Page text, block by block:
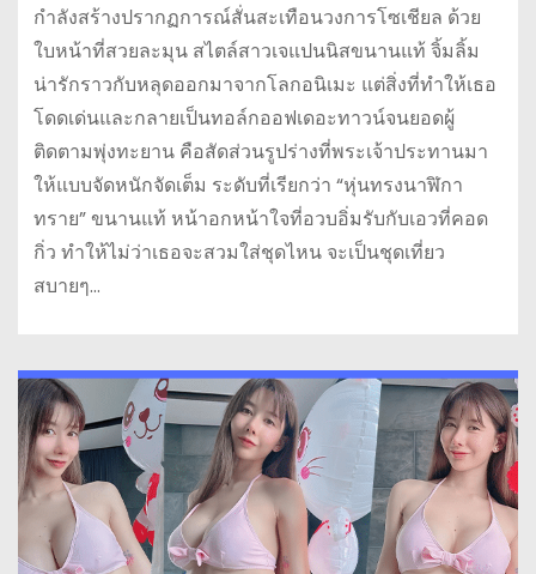
กำลังสร้างปรากฏการณ์สั่นสะเทือนวงการโซเชียล ด้วย
ใบหน้าที่สวยละมุน สไตล์สาวเจแปนนิสขนานแท้ จิ้มลิ้ม
น่ารักราวกับหลุดออกมาจากโลกอนิเมะ แต่สิ่งที่ทำให้เธอ
โดดเด่นและกลายเป็นทอล์กออฟเดอะทาวน์จนยอดผู้
ติดตามพุ่งทะยาน คือสัดส่วนรูปร่างที่พระเจ้าประทานมา
ให้แบบจัดหนักจัดเต็ม ระดับที่เรียกว่า “หุ่นทรงนาฬิกา
ทราย” ขนานแท้ หน้าอกหน้าใจที่อวบอิ่มรับกับเอวที่คอด
กิ่ว ทำให้ไม่ว่าเธอจะสวมใส่ชุดไหน จะเป็นชุดเที่ยว
สบายๆ…